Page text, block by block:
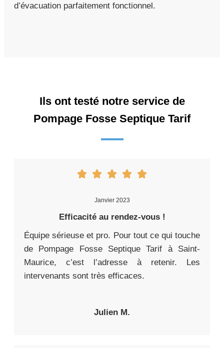
d’évacuation parfaitement fonctionnel.
Ils ont testé notre service de
Pompage Fosse Septique Tarif
Janvier 2023
Efficacité au rendez-vous !
Équipe sérieuse et pro. Pour tout ce qui touche
de Pompage Fosse Septique Tarif à Saint-
Maurice, c’est l’adresse à retenir. Les
intervenants sont très efficaces.
Julien M.